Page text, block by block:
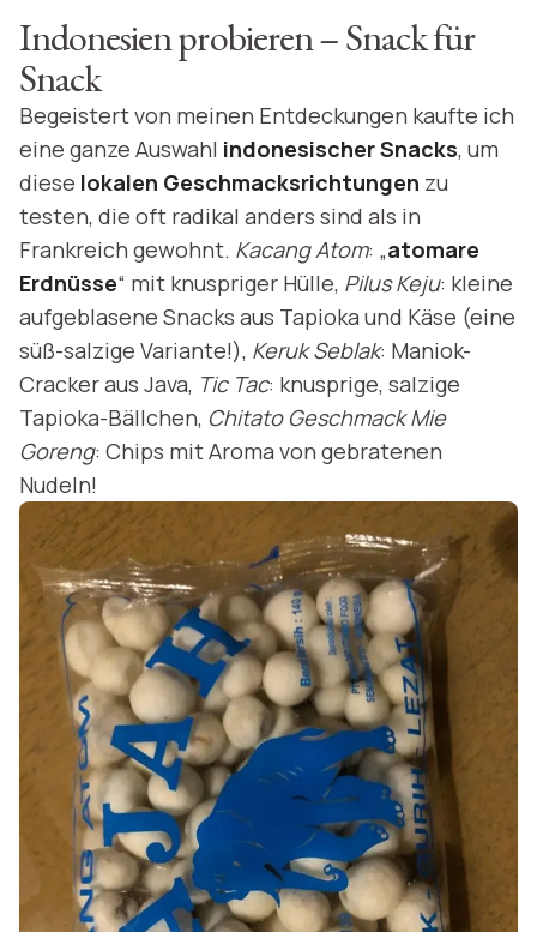
Indonesien probieren – Snack für
Snack
Begeistert von meinen Entdeckungen kaufte ich
eine ganze Auswahl indonesischer Snacks, um
diese lokalen Geschmacksrichtungen zu
testen, die oft radikal anders sind als in
Frankreich gewohnt. Kacang Atom: „atomare
Erdnüsse“ mit knuspriger Hülle, Pilus Keju: kleine
aufgeblasene Snacks aus Tapioka und Käse (eine
süß-salzige Variante!), Keruk Seblak: Maniok-
Cracker aus Java, Tic Tac: knusprige, salzige
Tapioka-Bällchen, Chitato Geschmack Mie
Goreng: Chips mit Aroma von gebratenen
Nudeln!